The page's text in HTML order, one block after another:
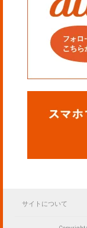
サイトについて